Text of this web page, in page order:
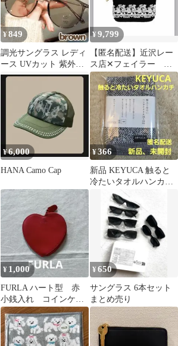
¥849
調光サングラス レディ
ース UVカット 紫外線
対策 夏 必需品 運転 マ
¥9,799
【匿名配送】近沢レー
ス店✕フェイラー 近
沢レース店『ハイ
ジ』 サイドポーチ
¥6,000
HANA Camo Cap
¥366
新品 KEYUCA 触ると
冷たいタオルハンカチ
接触冷感 速乾 日本製
¥ 1,000
FURLA ハート型 赤
小銭入れ コインケー
ス
¥650
サングラス 6本セット
まとめ売り